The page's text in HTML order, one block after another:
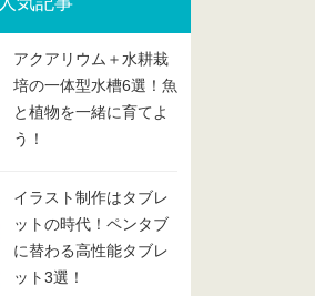
アクアリウム＋水耕栽
培の一体型水槽6選！魚
と植物を一緒に育てよ
う！
イラスト制作はタブレ
ットの時代！ペンタブ
に替わる高性能タブレ
ット3選！